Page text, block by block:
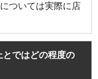
ついては実際に店
ではどの程度の